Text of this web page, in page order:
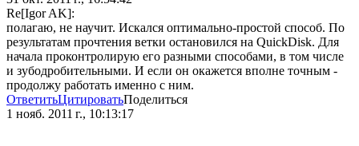
Re[Igor AK]:
полагаю, не научит. Искался оптимально-простой способ. По
результатам прочтения ветки остановился на QuickDisk. Для
начала проконтролирую его разными способами, в том числе
и зубодробительными. И если он окажется вполне точным -
продолжу работать именно с ним.
ОтветитьЦитироватьПоделиться
1 нояб. 2011 г., 10:13:17